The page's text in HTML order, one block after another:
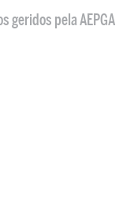
geridos pela AEPGA